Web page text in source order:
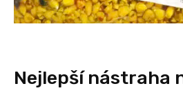
Nejlepší nástraha